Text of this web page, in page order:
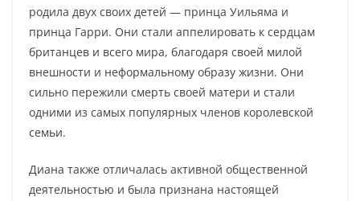
родила двух своих детей — принца Уильяма и
принца Гарри. Они стали аппелировать к сердцам
британцев и всего мира, благодаря своей милой
внешности и неформальному образу жизни. Они
сильно пережили смерть своей матери и стали
одними из самых популярных членов королевской
семьи.
Диана также отличалась активной общественной
деятельностью и была признана настоящей